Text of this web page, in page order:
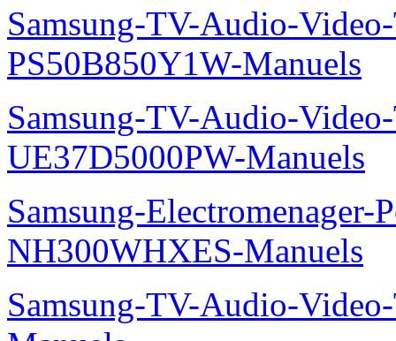
Samsung-TV-Audio-
PS50B850Y1W-Manuels
Samsung-TV-Audio-
UE37D5000PW-Manuels
Samsung-
NH300WHXES-Manuels
Samsung-TV-Audio-